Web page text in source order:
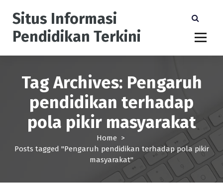
Situs Informasi
Pendidikan Terkini
Tag Archives: Pengaruh
pendidikan terhadap
pola pikir masyarakat
Home >
Posts tagged "Pengaruh pendidikan terhadap pola pikir
masyarakat"